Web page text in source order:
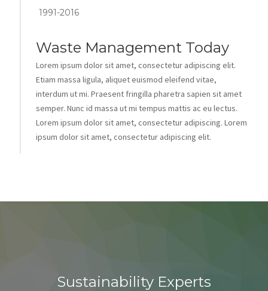
1991-2016
Waste Management Today
Lorem ipsum dolor sit amet, consectetur adipiscing elit.
Etiam massa ligula, aliquet euismod eleifend vitae,
interdum ut mi. Praesent fringilla pharetra sapien sit amet
semper. Nunc id massa ut mi tempus mattis ac eu lectus.
Lorem ipsum dolor sit amet, consectetur adipiscing. Lorem
ipsum dolor sit amet, consectetur adipiscing elit.
Sustainability Experts